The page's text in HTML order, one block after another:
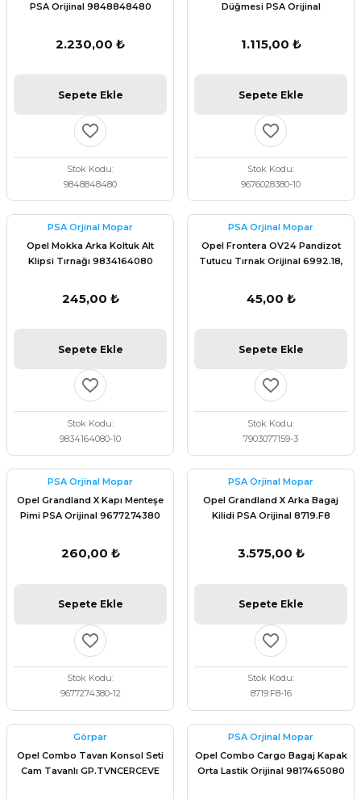
PSA Orijinal 9848848480
2.230,00 ₺
Sepete Ekle
Stok Kodu
9848848480
Düğmesi PSA Orijinal
1.115,00 ₺
Sepete Ekle
Stok Kodu
9676028380-10
PSA Orjinal Mopar
Opel Mokka Arka Koltuk Alt
Klipsi Tırnağı 9834164080
245,00 ₺
Sepete Ekle
Stok Kodu
9834164080-10
PSA Orjinal Mopar
Opel Frontera OV24 Pandizot
Tutucu Tırnak Orijinal 6992.18,
45,00 ₺
Sepete Ekle
Stok Kodu
7903077159-3
PSA Orjinal Mopar
Opel Grandland X Kapı Menteşe
Pimi PSA Orijinal 9677274380
260,00 ₺
Sepete Ekle
Stok Kodu
9677274380-12
PSA Orjinal Mopar
Opel Grandland X Arka Bagaj
Kilidi PSA Orijinal 8719.F8
3.575,00 ₺
Sepete Ekle
Stok Kodu
8719.F8-16
Görpar
Opel Combo Tavan Konsol Seti
Cam Tavanlı GP.TVNCERCEVE
PSA Orjinal Mopar
Opel Combo Cargo Bagaj Kapak
Orta Lastik Orijinal 9817465080